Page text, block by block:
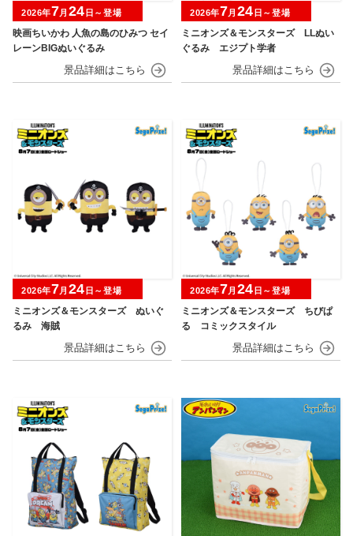
映画ちいかわ 人魚の島のひみつ セイ
レーンBIGぬいぐるみ
2026年7月 24 日～登場
ミニオンズ＆モンスターズ LLぬい
ぐるみ エジプト学者
2026年7月 24 日～登場
ミニオンズ＆モンスターズ ぬいぐ
るみ 海賊
2026年7月 24 日～登場
ミニオンズ＆モンスターズ ちびぱ
る コミックスタイル
2026年7月 24 日～登場